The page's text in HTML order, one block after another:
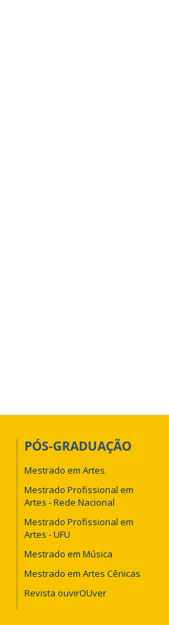
PÓS-GRADUAÇÃO
Mestrado em Artes
Mestrado Profissional em
Artes - Rede Nacional
Mestrado Profissional em
Artes - UFU
Mestrado em Música
Mestrado em Artes Cênicas
Revista ouvirOUver